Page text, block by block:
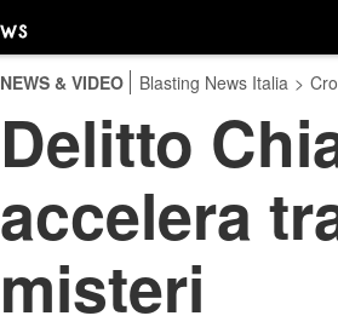
NEWS & VIDEO Blasting News Italia >
Delitto
accelera
misteri